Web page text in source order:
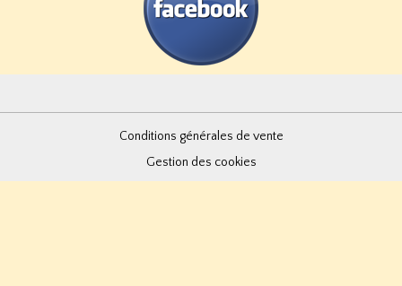
Conditions générales de vente
Gestion des cookies